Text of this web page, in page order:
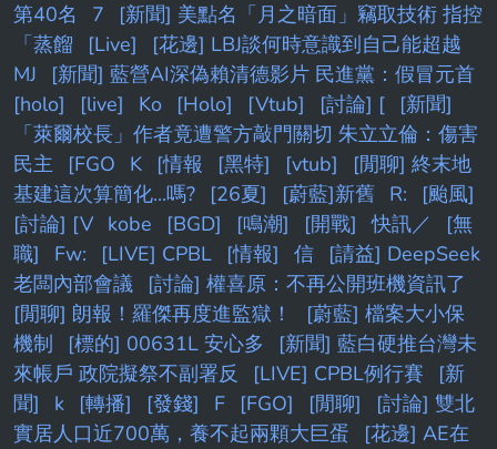
第40名
7
[新聞] 美點名「月之暗面」竊取技術 指控
「蒸餾
[Live]
[花邊] LBJ談何時意識到自己能超越
MJ
[新聞] 藍營AI深偽賴清德影片 民進黨：假冒元首
[holo]
[live] Ko [Holo] [Vtub] [討論] [
[新聞]
「萊爾校長」作者竟遭警方敲門關切 朱立立倫：傷害
民主
[FGO K [情報 [黑特] [vtub]
[閒聊] 終末地
基建這次算簡化...嗎?
[26夏] [蔚藍]新舊 R:
[颱風]
[討論] [V kobe [BGD] [鳴潮] [開戰] 快訊／
[無
職]
Fw: [LIVE] CPBL [情報] 信
[請益] DeepSeek
老闆內部會議
[討論] 權喜原：不再公開班機資訊了
[閒聊] 朗報！羅傑再度進監獄！
[蔚藍] 檔案大小保
機制
[標的] 00631L 安心多
[新聞] 藍白硬推台灣未
來帳戶 政院擬祭不副署反
[LIVE] CPBL例行賽
[新
聞]
k [轉播] [發錢] F [FGO] [閒聊]
[討論] 雙北
實居人口近700萬，養不起兩顆大巨蛋
[花邊] AE在